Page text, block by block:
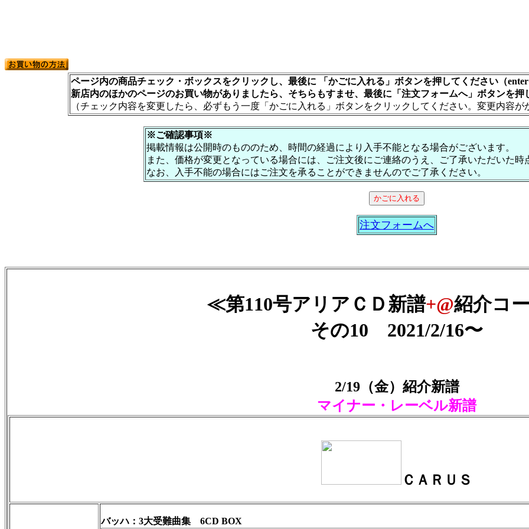
ページ内の商品チェック・ボックスをクリックし、最後に 「かごに入れる」ボタンを押してください（
新店内のほかのページのお買い物がありましたら、そちらもすませ、最後に「注文フォームへ」ボタンを
（チェック内容を変更したら、必ずもう一度「かごに入れる」ボタンをクリックしてください。変更内容
※ご確認事項※
掲載情報は公開時のもののため、時間の経過により入手不能となる場合がございます。
また、価格が変更となっている場合には、ご注文後にご連絡のうえ、ご了承いただいた
なお、入手不能の場合にはご注文を承ることができませんのでご了承ください。
注文フォームへ
≪第110号アリアＣＤ新譜+@紹介コ
その10 2021/2/16〜
2/19（金）紹介新譜
マイナー・レーベル新譜
ＣＡＲＵＳ
バッハ：3大受難曲集 6CD BOX